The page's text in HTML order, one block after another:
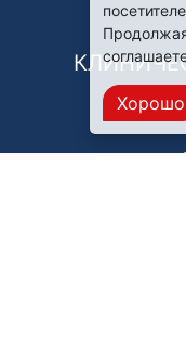
Хорошо